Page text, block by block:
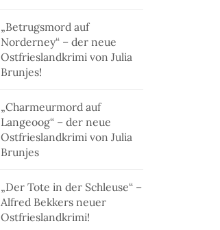
„Betrugsmord auf
Norderney“ – der neue
Ostfrieslandkrimi von Julia
Brunjes!
„Charmeurmord auf
Langeoog“ – der neue
Ostfrieslandkrimi von Julia
Brunjes
„Der Tote in der Schleuse“ –
Alfred Bekkers neuer
Ostfrieslandkrimi!